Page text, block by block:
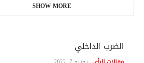
SHOW MORE
الضرب الداخلي